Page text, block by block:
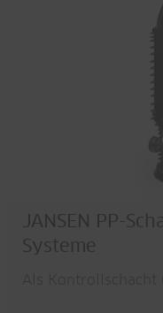
JANSEN PP-
Systeme